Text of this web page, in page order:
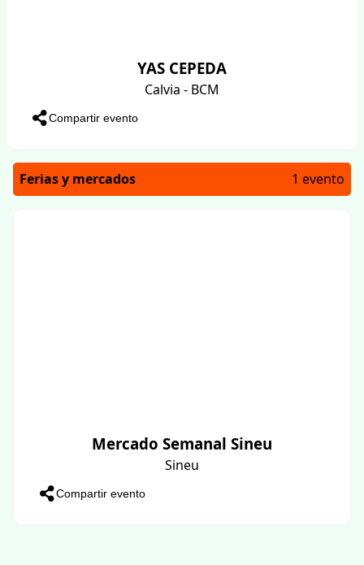
YAS CEPEDA
Calvia - BCM
Compartir evento
Ferias y mercados 1 evento
Mercado Semanal Sineu
Sineu
Compartir evento